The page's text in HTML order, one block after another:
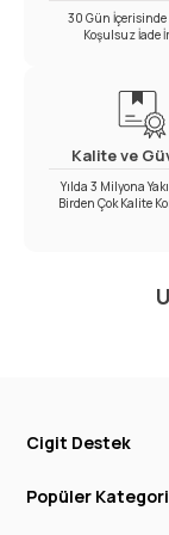
30 Gün
Koşulsuz İade
Kalite ve
Yılda 3 Milyona
Birden Çok Kalite
Cigit Destek
Popüler